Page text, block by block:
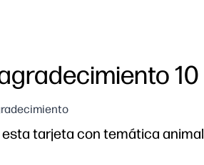
10
tarjeta con temática